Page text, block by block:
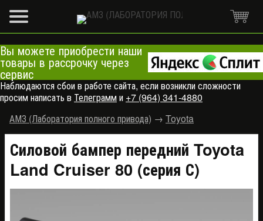
Вы можете приобрести наши
товары в рассрочку через
сервис
Наблюдаются сбои в работе сайта, если возникли сложности
просим написать в Телеграмми +7 (964) 341-4880
АМЗ (Лаборатория полного привода) → Toyota
Силовой бампер передний Toyota
Land Cruiser 80 (серия С)